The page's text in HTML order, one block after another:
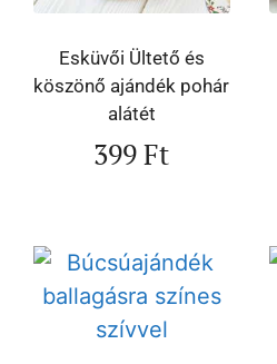
Esküvői Ültető és
köszönő ajándék pohár
alátét
399Ft